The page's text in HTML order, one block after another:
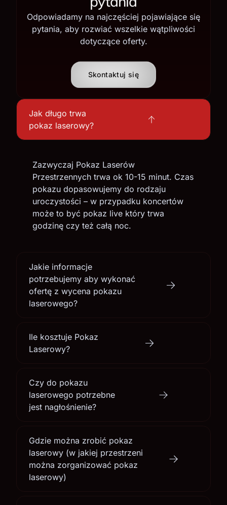
Odpowiadamy na najczęściej pojawiające się
pytania, aby rozwiać wszelkie wątpliwości
dotyczące oferty.
Skontaktuj się
Jak długo trwa
pokaz laserowy?
Zazwyczaj Pokaz Laserów
Przestrzennych trwa ok 10-15 minut. Czas
pokazu dopasowujemy do rodzaju
uroczystości – w przypadku koncertów
może to być pokaz live który trwa
godzinę czy też całą noc.
Jakie informacje
potrzebujemy aby wykonać
ofertę z wycena pokazu
laserowego?
Ile kosztuje Pokaz
Laserowy?
Czy do pokazu
laserowego potrzebne
jest nagłośnienie?
Gdzie można zrobić pokaz
laserowy (w jakiej przestrzeni
można zorganizować pokaz
laserowy)